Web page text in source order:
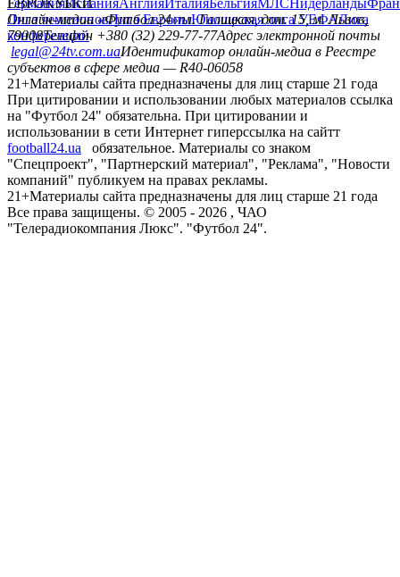
ГерманияИспанияАнглияИталияБельгияМЛС Нидерланды
ЕВРОКУБКИ
Лига чемпионовЛига ЕвропыЮношеская лига УЕФАЛига
конференций
Онлайн-медиа «Футбол 24»пл. Галицкая, дом. 15, м. Львов,
79008Телефон +380 (32) 229-77-77Адрес электронной почты
legal@24tv.com.uaИдентификатор онлайн-медиа в Реестре
субъектов в сфере медиа — R40-06058
21+Материалы сайта предназначены для лиц старше 21 года
При цитировании и использовании любых материалов ссылка
на "Футбол 24" обязательна. При цитировании и
использовании в сети Интернет гиперссылка на сайтт
football24.ua
обязательное. Материалы со знаком
"Спецпроект", "Партнерский материал", "Реклама", "Новости
компаний" публикуем на правах рекламы.
21+Материалы сайта предназначены для лиц старше 21 года
Все права защищены. © 2005 - 2026 , ЧАО
"Телерадиокомпания Люкс". "Футбол 24".